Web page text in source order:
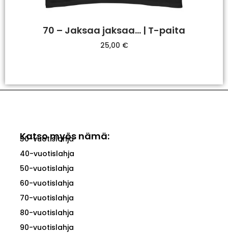
70 – Jaksaa jaksaa… | T-paita
25,00 €
Katso myös nämä:
30-vuotislahja
40-vuotislahja
50-vuotislahja
60-vuotislahja
70-vuotislahja
80-vuotislahja
90-vuotislahja